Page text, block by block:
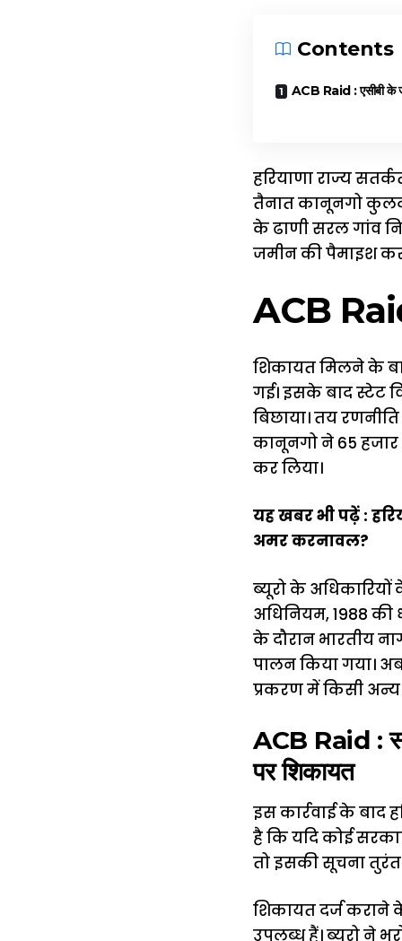
Contents
ACB Raid : एसीबी के
हरियाणा राज्य
तैनात कानूनगो
के ढाणी सरल गांव
जमीन की पैमाइश
ACB
शिकायत मिलने के
गई। इसके बाद स्टेट
बिछाया। तय
कानूनगो ने 65
कर लिया।
यह खबर भी पढ़ें :
अमर करनावल?
ब्यूरो के अधिकारियों
अधिनियम, 1988 की
के दौरान भारतीय
पालन किया गया।
प्रकरण में किसी अन्य
ACB Raid :
पर शिकायत
इस कार्रवाई के बाद
है कि यदि कोई
तो इसकी सूचना तुरंत
शिकायत दर्ज कराने
उपलब्ध हैं। ब्यूरो ने